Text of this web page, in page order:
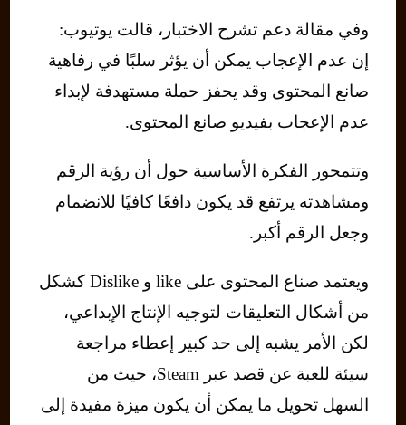
وفي مقالة دعم تشرح الاختبار، قالت يوتيوب:
إن عدم الإعجاب يمكن أن يؤثر سلبًا في رفاهية
صانع المحتوى وقد يحفز حملة مستهدفة لإبداء
عدم الإعجاب بفيديو صانع المحتوى.
وتتمحور الفكرة الأساسية حول أن رؤية الرقم
ومشاهدته يرتفع قد يكون دافعًا كافيًا للانضمام
وجعل الرقم أكبر.
ويعتمد صناع المحتوى على like و Dislike كشكل
من أشكال التعليقات لتوجيه الإنتاج الإبداعي،
لكن الأمر يشبه إلى حد كبير إعطاء مراجعة
سيئة للعبة عن قصد عبر Steam، حيث من
السهل تحويل ما يمكن أن يكون ميزة مفيدة إلى